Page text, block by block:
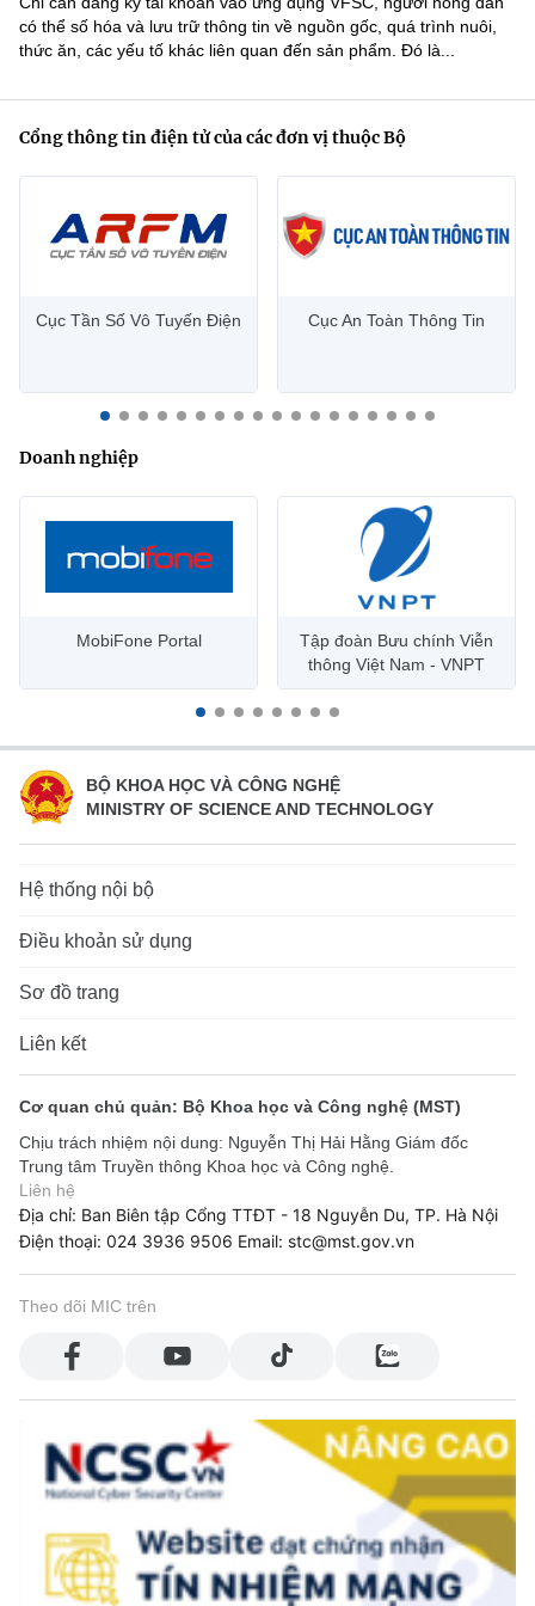
Tin infographic
Voice
Tin ảnh
TRUNG TÂM THÔNG TIN
024.3556.3461
Theo dõi MIC trên
Điều khoản sử dụng
Sơ đồ trang web
Liên kết
Cơ quan chủ quản:
Giấy phép thiết lập Trang thông tin điện tử số 18/GP-TTĐT do
15/03/2016.
Thông tin - Bộ Thông tin và Truyền thông.
Bản quyền thuộc Trung tâm Thông tin.
(Ghi rõ nguồn "http://mic.gov.vn" khi phát hành lại thông tin từ
trang web này)
có thể số hóa và lưu trữ thông tin về nguồn gốc, quá trình nuôi,
thức ăn, các yếu tố khác liên quan đến sản phẩm. Đó là...
Cổng thông tin điện tử của các đơn vị thuộc Bộ
Cục Tần Số Vô Tuyến Điện Cục An Toàn Thông Tin
Doanh nghiệp
MobiFone Portal
Tập đoàn Bưu chính Viễn
thông Việt Nam - VNPT
BỘ KHOA HỌC VÀ CÔNG NGHỆ
MINISTRY OF SCIENCE AND TECHNOLOGY
Hệ thống nội bộ
Điều khoản sử dụng
Sơ đồ trang
Liên kết
Cơ quan chủ quản: Bộ Khoa học và Công nghệ (MST)
Chịu trách nhiệm nội dung: Nguyễn Thị Hải Hằng Giám đốc
Trung tâm Truyền thông Khoa học và Công nghệ.
Liên hệ
Địa chỉ: Ban Biên tập Cổng TTĐT - 18 Nguyễn Du, TP. Hà Nội
Điện thoại: 024 3936 9506 Email: stc@mst.gov.vn
Theo dõi MIC trên